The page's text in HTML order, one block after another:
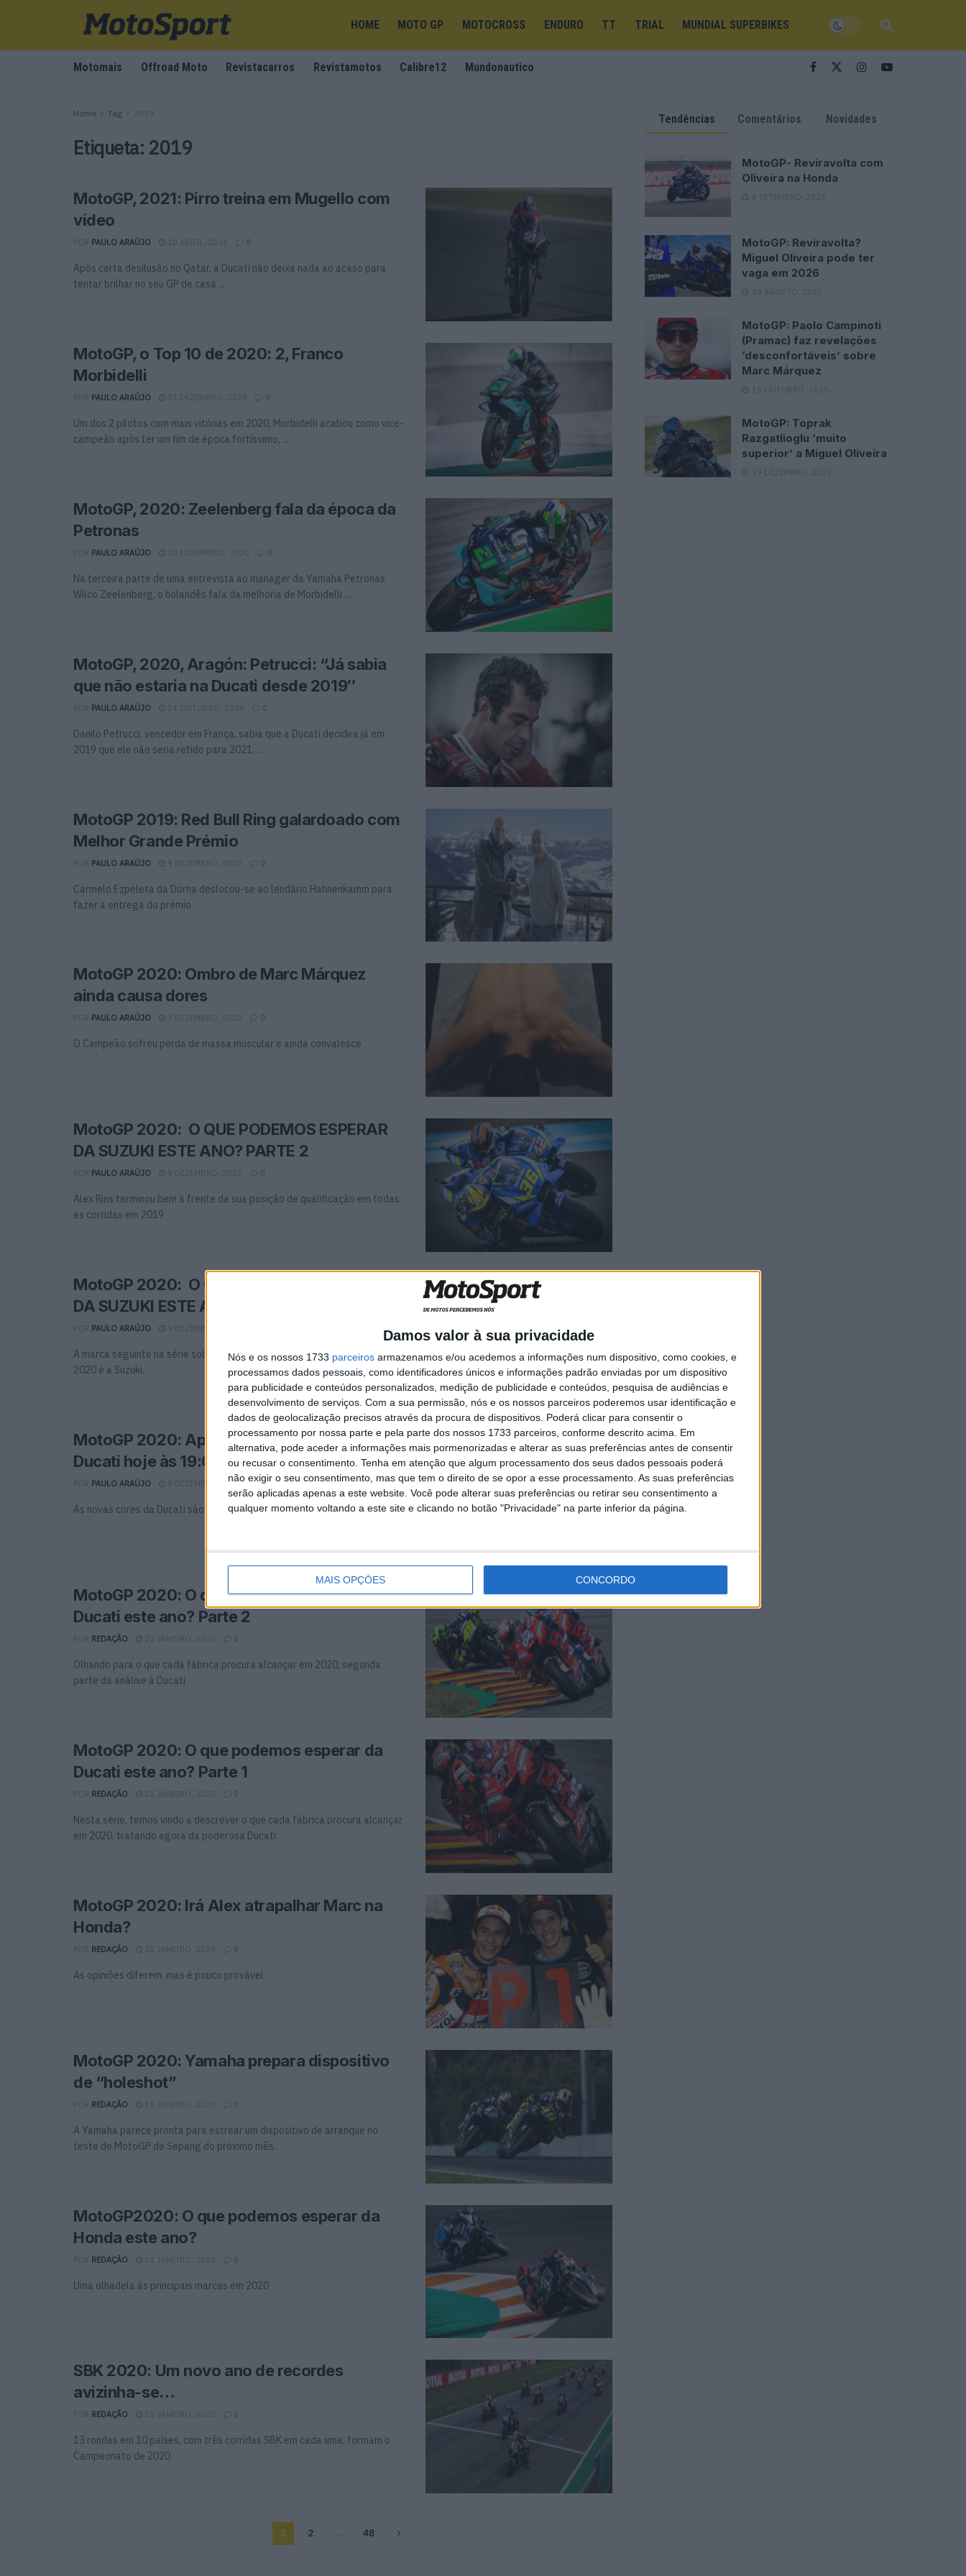
Damos valor à sua privacidade
Nós e os nossos 1733 parceiros armazenamos e/ou acedemos a informações num dispositivo, como cookies, e
processamos dados pessoais, como identificadores únicos e informações padrão enviadas por um dispositivo
para publicidade e conteúdos personalizados, medição de publicidade e conteúdos, pesquisa de audiências e
desenvolvimento de serviços. Com a sua permissão, nós e os nossos parceiros poderemos usar identificação e
dados de geolocalização precisos através da procura de dispositivos. Poderá clicar para consentir o
processamento por nossa parte e pela parte dos nossos 1733 parceiros, conforme descrito acima. Em
alternativa, pode aceder a informações mais pormenorizadas e alterar as suas preferências antes de consentir
ou recusar o consentimento. Tenha em atenção que algum processamento dos seus dados pessoais poderá
não exigir o seu consentimento, mas que tem o direito de se opor a esse processamento. As suas preferências
serão aplicadas apenas a este website. Você pode alterar suas preferências ou retirar seu consentimento a
qualquer momento voltando a este site e clicando no botão "Privacidade" na parte inferior da página.
MAIS OPÇÕES CONCORDO
HOME MOTO GP MOTOCROSS ENDURO TT TRIAL MUNDIAL SUPERBIKES
Motomais Offroad Moto Revistacarros Revistamotos Calibre12 Mundonautico
Home Tag 2019
Etiqueta: 2019
MotoGP, 2021: Pirro treina em Mugello com
vídeo
PAULO ARAÚJO 10 ABRIL, 2021 0
Após certa desilusão no Qatar, a Ducati não deixa nada ao acaso para
tentar brilhar no seu GP de casa ...
MotoGP, o Top 10 de 2020: 2, Franco
Morbidelli
PAULO ARAÚJO 31 DEZEMBRO, 2020 0
Um dos 2 pilotos com mais vitórias em 2020, Morbidelli acabou como vice-
campeão após ter um fim de época fortíssimo, ...
MotoGP, 2020: Zeelenberg fala da época da
Petronas
PAULO ARAÚJO 0
Na terceira parte de uma entrevista ao manager da Yamaha Petronas
Wilco Zeelenberg, o holandês fala da melhoria de Morbidelli ...
MotoGP, 2020, Aragón: Petrucci: “Já sabia
que não estaria na Ducati desde 2019″
PAULO ARAÚJO 14 OUTUBRO, 2020 0
Danilo Petrucci, vencedor em França, sabia que a Ducati decidira já em
2019 que ele não seria retido para 2021, ...
MotoGP 2019: Red Bull Ring galardoado com
Melhor Grande Prémio
PAULO ARAÚJO 0
Carmelo Ezpeleta da Dorna deslocou-se ao lendário Hahnenkamm para
fazer a entrega do prémio
MotoGP 2020: Ombro de Marc Márquez
ainda causa dores
PAULO ARAÚJO 9 DEZEMBRO, 2020 0
O Campeão sofreu perda de massa muscular e ainda convalesce
MotoGP 2020: O QUE PODEMOS ESPERAR
DA SUZUKI ESTE ANO? PARTE 2
PAULO ARAÚJO 9 DEZEMBRO, 2020 0
Alex Rins terminou bem à frente da sua posição de qualificação em todas
as corridas em 2019
MotoGP 2020: O QUE PODEMOS ESPERAR
DA SUZUKI ESTE ANO? PARTE 1
PAULO ARAÚJO 9 DEZEMBRO, 2020
A marca seguinte na série sobre o que cada fábrica procura alcançar em
2020 é a Suzuki.
MotoGP 2020: Apresentação da equipa
Ducati hoje às 19:00h
PAULO ARAÚJO 9 DEZEMBRO, 2020 0
As novas cores da Ducati são as primeiras a ser reveladas
MotoGP 2020: O que podemos esperar da
Ducati este ano? Parte 2
REDAÇÃO 22 JANEIRO, 2020 0
Olhando para o que cada fábrica procura alcançar em 2020, segunda
parte da análise à Ducati
MotoGP 2020: O que podemos esperar da
Ducati este ano? Parte 1
REDAÇÃO 21 JANEIRO, 2020 0
Nesta série, temos vindo a descrever o que cada fábrica procura alcançar
em 2020, tratando agora da poderosa Ducati
MotoGP 2020: Irá Alex atrapalhar Marc na
Honda?
REDAÇÃO 20 JANEIRO, 2020 0
As opiniões diferem, mas é pouco provável
MotoGP 2020: Yamaha prepara dispositivo
de “holeshot”
REDAÇÃO 19 JANEIRO, 2020 0
A Yamaha parece pronta para estrear um dispositivo de arranque no
teste de MotoGP de Sepang do próximo mês.
MotoGP2020: O que podemos esperar da
Honda este ano?
REDAÇÃO 14 JANEIRO, 2020 0
Uma olhadela às principais marcas em 2020
SBK 2020: Um novo ano de recordes
avizinha-se…
REDAÇÃO 10 JANEIRO, 2020 0
13 rondas em 10 países, com três corridas SBK em cada uma, formam o
Campeonato de 2020
1 2 … 48
Tendências Comentários Novidades
MotoGP- Reviravolta com
Oliveira na Honda
8 SETEMBRO, 2025
MotoGP: Reviravolta?
Miguel Oliveira pode ter
vaga em 2026
28 AGOSTO, 2025
MotoGP: Paolo Campinoti
(Pramac) faz revelações
‘desconfortáveis’ sobre
Marc Márquez
16 OUTUBRO, 2025
MotoGP: Toprak
Razgatlioglu ‘muito
superior’ a Miguel Oliveira